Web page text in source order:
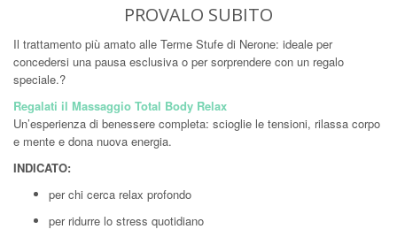
PROVALO SUBITO
Il trattamento più amato alle Terme Stufe di Nerone: ideale per
concedersi una pausa esclusiva o per sorprendere con un regalo
speciale.?
Regalati il Massaggio Total Body Relax
Un’esperienza di benessere completa: scioglie le tensioni, rilassa corpo
e mente e dona nuova energia.
INDICATO:
per chi cerca relax profondo
per ridurre lo stress quotidiano